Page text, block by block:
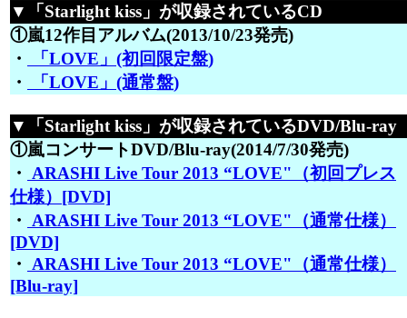
▼「Starlight kiss」が収録されているCD
①嵐12作目アルバム(2013/10/23発売)
・
「LOVE」(初回限定盤)
・
「LOVE」(通常盤)
▼「Starlight kiss」が収録されているDVD/Blu-ray
①嵐コンサートDVD/Blu-ray(2014/7/30発売)
・
ARASHI Live Tour 2013 “LOVE"（初回プレス
仕様）[DVD]
・
ARASHI Live Tour 2013 “LOVE"（通常仕様）
[DVD]
・
ARASHI Live Tour 2013 “LOVE"（通常仕様）
[Blu-ray]